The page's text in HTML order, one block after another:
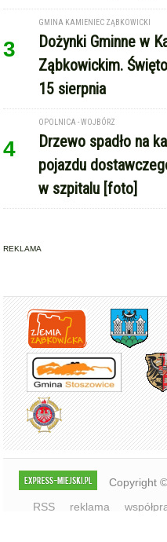
3
GMINA KAMIENIEC ZĄBKOWICKI
Dożynki Gminne w
Ząbkowickim.
15 sierpnia
4
OPOLNICA - WOJBÓRZ
Drzewo spadło na
pojazdu
w szpitalu [foto]
REKLAMA
Copyright
RSS
reklama